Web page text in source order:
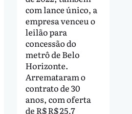
com lance único, a
empresa venceu o
leilão para
concessão do
metrô de Belo
Horizonte.
Arremataram o
contrato de 30
anos, com oferta
de R$ R$ 25,7